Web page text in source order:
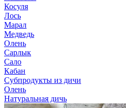
Косуля
Лось
Марал
Медведь
Олень
Сарлык
Сало
Кабан
Субпродукты из дичи
Олень
Натуральная дичь